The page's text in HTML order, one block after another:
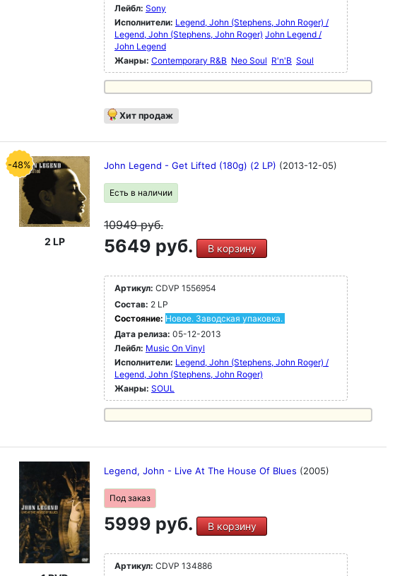
Лейбл: Sony
Исполнители: Legend, John (Stephens, John Roger) /
Legend, John (Stephens, John Roger) John Legend /
John Legend
Жанры: Contemporary R&B Neo Soul R'n'B Soul
Хит продаж
-48%
2 LP
John Legend - Get Lifted (180g) (2 LP) (2013-12-05)
Есть в наличии
10949руб.
5649 руб. В корзину
Артикул: CDVP 1556954
Состав: 2 LP
Состояние: Новое. Заводская упаковка.
Дата релиза: 05-12-2013
Лейбл: Music On Vinyl
Исполнители: Legend, John (Stephens, John Roger) /
Legend, John (Stephens, John Roger)
Жанры: SOUL
Legend, John - Live At The House Of Blues (2005)
Под заказ
5999 руб. В корзину
Артикул: CDVP 134886